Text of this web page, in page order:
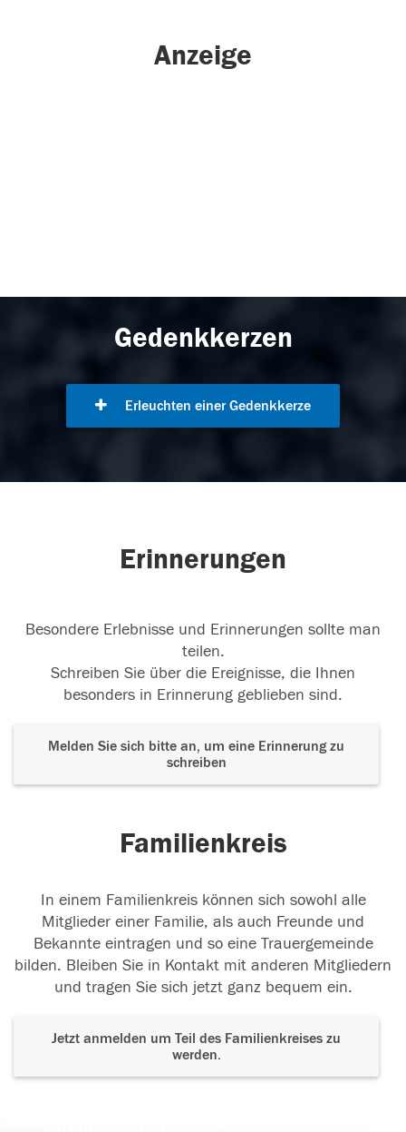
Anzeige
Gedenkkerzen
Erleuchten einer Gedenkkerze
Erinnerungen
Besondere Erlebnisse und Erinnerungen sollte man
teilen.
Schreiben Sie über die Ereignisse, die Ihnen
besonders in Erinnerung geblieben sind.
Melden Sie sich bitte an, um eine Erinnerung zu
schreiben
Familienkreis
In einem Familienkreis können sich sowohl alle
Mitglieder einer Familie, als auch Freunde und
Bekannte eintragen und so eine Trauergemeinde
bilden. Bleiben Sie in Kontakt mit anderen Mitgliedern
und tragen Sie sich jetzt ganz bequem ein.
Jetzt anmelden um Teil des Familienkreises zu
werden.